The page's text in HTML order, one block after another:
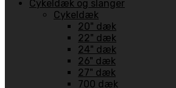
Cykeldæk og slanger
Cykeldæk
20" dæk
22" dæk
24" dæk
26" dæk
27" dæk
700 dæk